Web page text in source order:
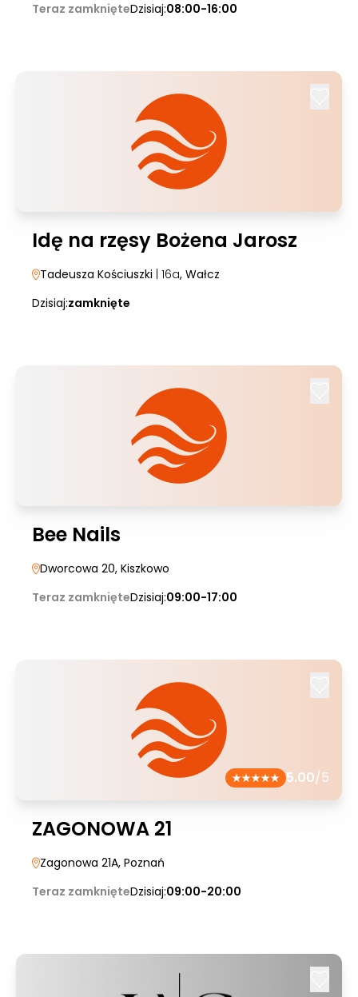
Teraz zamknięteDzisiaj:08:00-16:00
Idę na rzęsy Bożena Jarosz
Tadeusza Kościuszki | 16a, Wałcz
Dzisiaj:zamknięte
Bee Nails
Dworcowa 20, Kiszkowo
Teraz zamknięteDzisiaj:09:00-17:00
5.00/5
ZAGONOWA 21
Zagonowa 21A, Poznań
Teraz zamknięteDzisiaj:09:00-20:00